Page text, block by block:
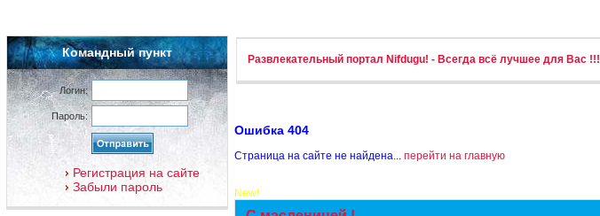
Командный пункт
Логин:
Пароль:
Регистрация на сайте
Забыли пароль
Развлекательный портал Nifdugu! - Всегда всё лучшее для Вас !!!
Ошибка 404
Страница на сайте не найдена... перейти на главную
New!